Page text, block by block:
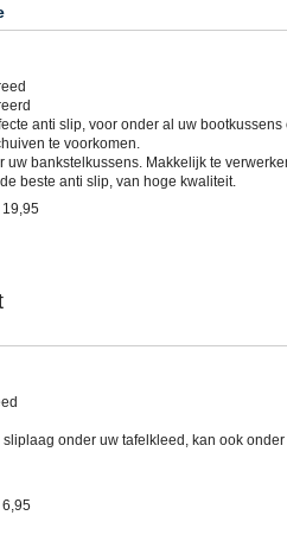
anti slip, voor onder al uw bootkussens
te voorkomen.
uw bankstelkussens. Makkelijk te
beste anti slip, van hoge kwaliteit.
19,95
sliplaag onder uw tafelkleed, kan ook
6,95